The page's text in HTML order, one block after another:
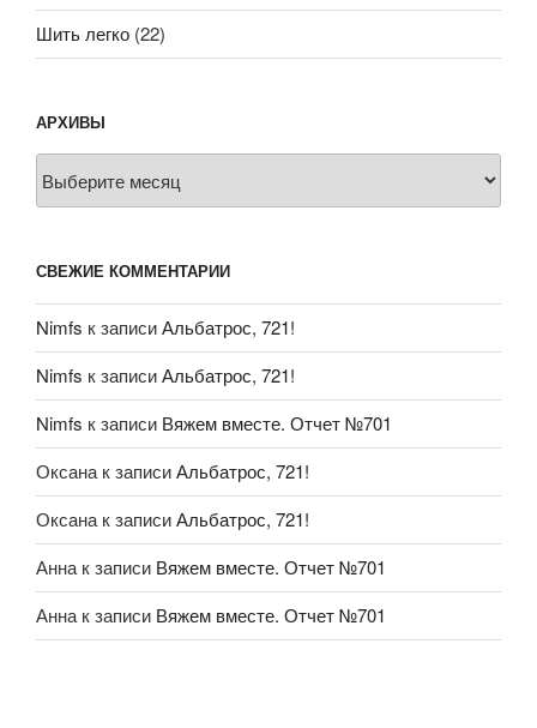
Шить легко (22)
АРХИВЫ
Архивы
СВЕЖИЕ КОММЕНТАРИИ
Nimfs к записиАльбатрос, 721!
Nimfs к записиАльбатрос, 721!
Nimfs к записи Вяжем вместе. Отчет №701
Оксанак записиАльбатрос, 721!
Оксанак записиАльбатрос, 721!
Аннак записи Вяжем вместе. Отчет №701
Аннак записи Вяжем вместе. Отчет №701